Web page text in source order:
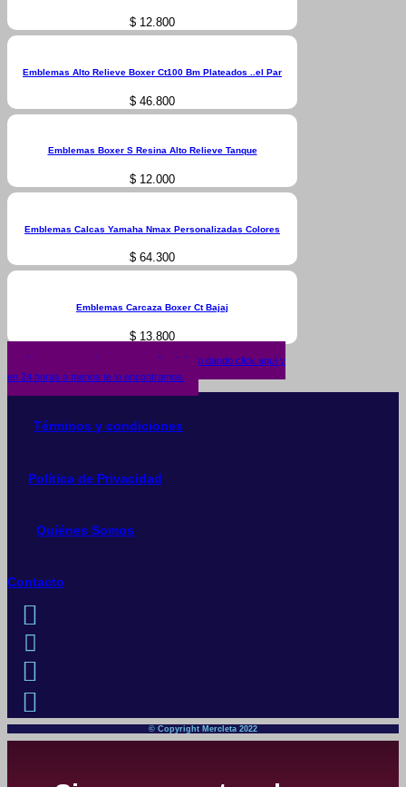
$ 12.800
Emblemas Alto Relieve Boxer Ct100 Bm Plateados ..el Par
$ 46.800
Emblemas Boxer S Resina Alto Relieve Tanque
$ 12.000
Emblemas Calcas Yamaha Nmax Personalizadas Colores
$ 64.300
Emblemas Carcaza Boxer Ct Bajaj
$ 13.800
¿No encuentras lo que buscas? solicítalo dando click aquí y
en 24 horas o menos te lo encontramos.
Términos y condiciones
Política de Privacidad
Quiénes Somos
Contacto
© Copyright Mercleta 2022